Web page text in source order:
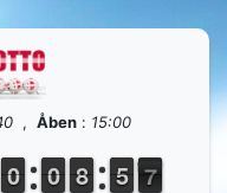
, Åben : 15:00
9
9
0
0 9
9
0
0 9
8
8 0
5
5 7
6